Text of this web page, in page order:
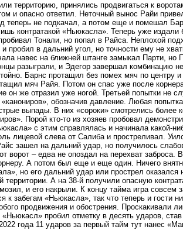
территорию, принялись продвигаться к
и опасно ответил. Неточный вынос Райи
теперь не подкачал, а потом еще и помешал
контратакой «Ньюкасла». Теперь уже издали
Тонали, но попал в Райса. Неплохой
пробил в дальний угол, но точности ему не
навес на ближней штанге замыкал Парти,
разыграли, и Эдегор завершал комбинацию
Барнс протащил без помех мяч по центру
мяч Райя. Потом он спас уже после
он же отразил уже ногой. Третьей попытки не
обозначив давление. Любая
выпады. В них «сороки» смотрелись более
Порой кто-то из хозяев пробовал
с этим справлялась и начинала какой-
лицевой слева от Салиба и простреливал.
зашел на дальний удар, но получилось
ворот – едва не опоздал на перехват заброса.
А потом был еще и еще один. Ничего
но его дальний удар или прострел
территории. А на 38-й получили опасную
и его накрыли. К концу тайма игра совсем
к забегам «Ньюкасла», так что теперь и гости
продвижения и обострения. Проскакивали
пробил отметку в десять ударов, став
года 11 ударов за первый тайм тут нанес